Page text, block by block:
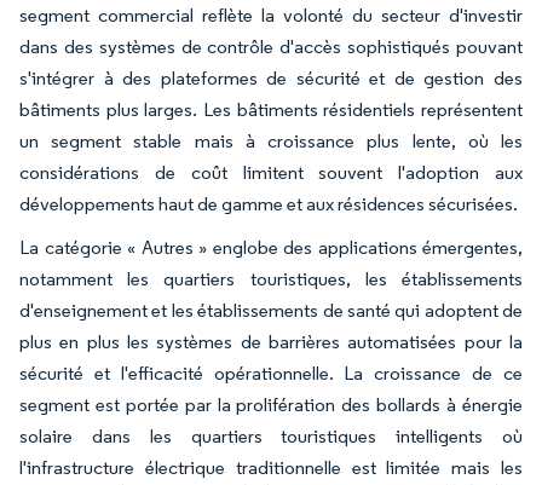
segment commercial reflète la volonté du secteur d'investir
dans des systèmes de contrôle d'accès sophistiqués pouvant
s'intégrer à des plateformes de sécurité et de gestion des
bâtiments plus larges. Les bâtiments résidentiels représentent
un segment stable mais à croissance plus lente, où les
considérations de coût limitent souvent l'adoption aux
développements haut de gamme et aux résidences sécurisées.
La catégorie « Autres » englobe des applications émergentes,
notamment les quartiers touristiques, les établissements
d'enseignement et les établissements de santé qui adoptent de
plus en plus les systèmes de barrières automatisées pour la
sécurité et l'efficacité opérationnelle. La croissance de ce
segment est portée par la prolifération des bollards à énergie
solaire dans les quartiers touristiques intelligents où
l'infrastructure électrique traditionnelle est limitée mais les